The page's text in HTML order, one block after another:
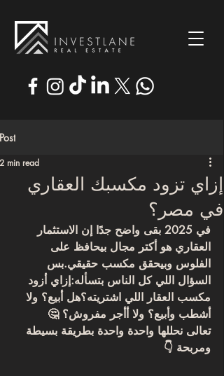
Post
إزاي تزود مكسبك العقاري
في مصر؟
2 min read
في 2025 بقى واضح جدًا إن الاستثمار
العقاري هو أكتر مجال بيحافظ على
الفلوس وبيحقق مكسب حقيقي.بس
السؤال اللي كل الناس بتسأله:إزاي أزود
مكسب العقار اللي اشتريته؟هل أبيع؟ ولا
أشطب وأبيع؟ ولا أأجر مفروش؟ 🤔
تعالى نحللها واحدة واحدة بطريقة بسيطة
ومربحة 👇